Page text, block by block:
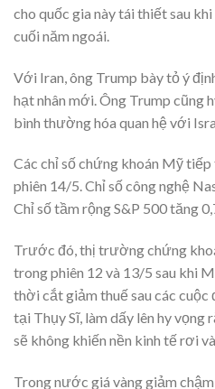
cho quốc gia này tái thiết sau
cuối năm ngoái.
Với Iran, ông Trump bày tỏ ý
hạt nhân mới. Ông Trump cũng
bình thường hóa quan hệ với
Các chỉ số chứng khoán Mỹ
phiên 14/5. Chỉ số công nghệ
Chỉ số tầm rộng S&P 500 tăng
Trước đó, thị trường chứng
trong phiên 12 và 13/5 sau khi
thời cắt giảm thuế sau các cuộc
tại Thụy Sĩ, làm dấy lên hy
sẽ không khiến nền kinh tế rơi
Trong nước giá vàng giảm